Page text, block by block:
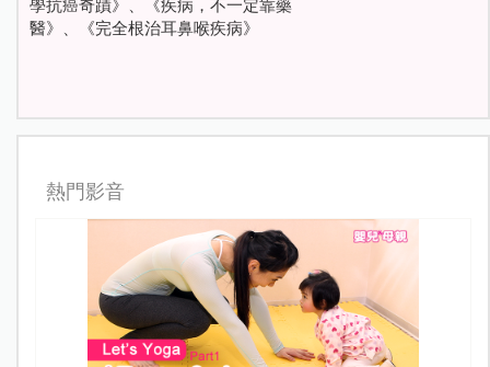
學抗癌奇蹟》、《疾病，不一定靠藥
醫》、《完全根治耳鼻喉疾病》
熱門影音